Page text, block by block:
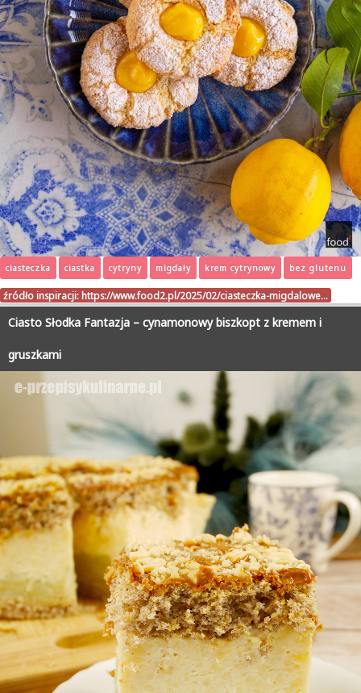
ciasteczka ciastka cytryny migdały krem cytrynowy bez glutenu
źródło inspiracji: https://www.food2.pl/2025/02/ciasteczka-migdalowe…
Ciasto Słodka Fantazja – cynamonowy biszkopt z kremem i
gruszkami